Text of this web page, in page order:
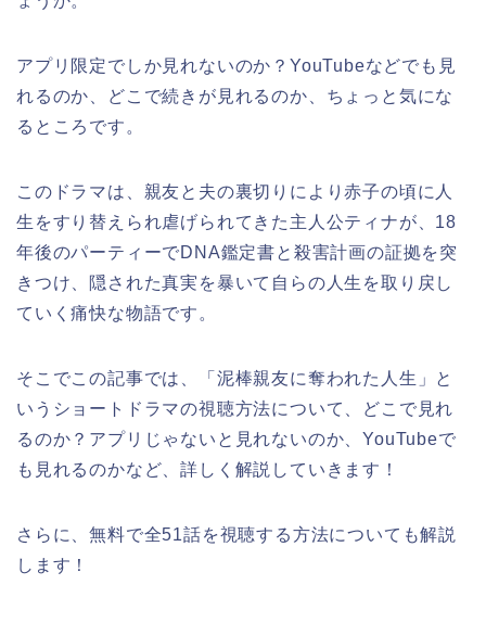
アプリ限定でしか見れないのか？YouTubeなどでも見
れるのか、どこで続きが見れるのか、ちょっと気にな
るところです。
このドラマは、親友と夫の裏切りにより赤子の頃に人
生をすり替えられ虐げられてきた主人公ティナが、18
年後のパーティーでDNA鑑定書と殺害計画の証拠を突
きつけ、隠された真実を暴いて自らの人生を取り戻し
ていく痛快な物語です。
そこでこの記事では、「泥棒親友に奪われた人生」と
いうショートドラマの視聴方法について、どこで見れ
るのか？アプリじゃないと見れないのか、YouTubeで
も見れるのかなど、詳しく解説していきます！
さらに、無料で全51話を視聴する方法についても解説
します！